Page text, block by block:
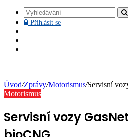
Přihlásit sePřihlásit
Úvod/Zprávy/Motorismus/Servisní
Motorismus
Servisní vozy